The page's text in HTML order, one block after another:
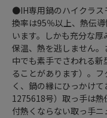
●IH専用鍋のハイクラス
換率は95％以上、熱伝
います。しかも充分な
保温、熱を逃しません
中でも素手でさわれる
ることがあります）。
く、鍋の縁にひっかけ
1275618号）取っ手は
付熱くならない取っ手